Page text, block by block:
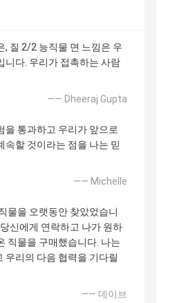
, 질 2/2 능직물 면 느낌은 우
니다. 우리가 접촉하는 사람
—— Dheeraj Gupta
을 통과하고 우리가 앞으로
속할 것이라는 점을 나는 믿
—— Michelle
물을 오랫동안 찾았었습니
신에게 연락하고 나가 원하
직물을 구매했습니다. 나는
우리의 다음 협력을 기다릴
—— 데이브